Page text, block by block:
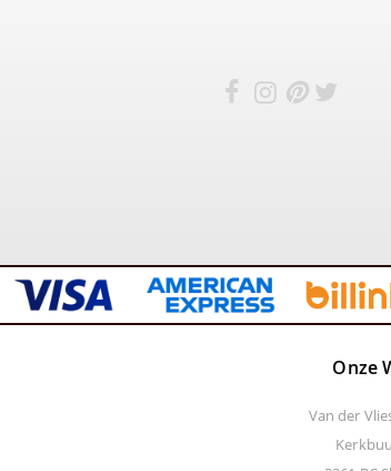
Onze
Van der